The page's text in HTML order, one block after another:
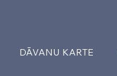
DĀVANU KARTE